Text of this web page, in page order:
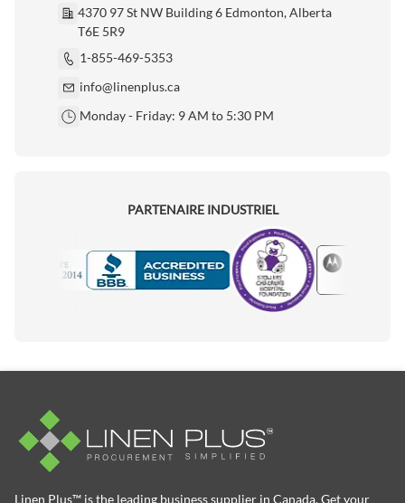
4370 97 St NW Building 6 Edmonton, Alberta
T6E 5R9
1-855-469-5353
info@linenplus.ca
Monday - Friday: 9 AM to 5:30 PM
PARTENAIRE INDUSTRIEL
Motorola
Linen Plus™ is the leading business supplier in Canada, Get your